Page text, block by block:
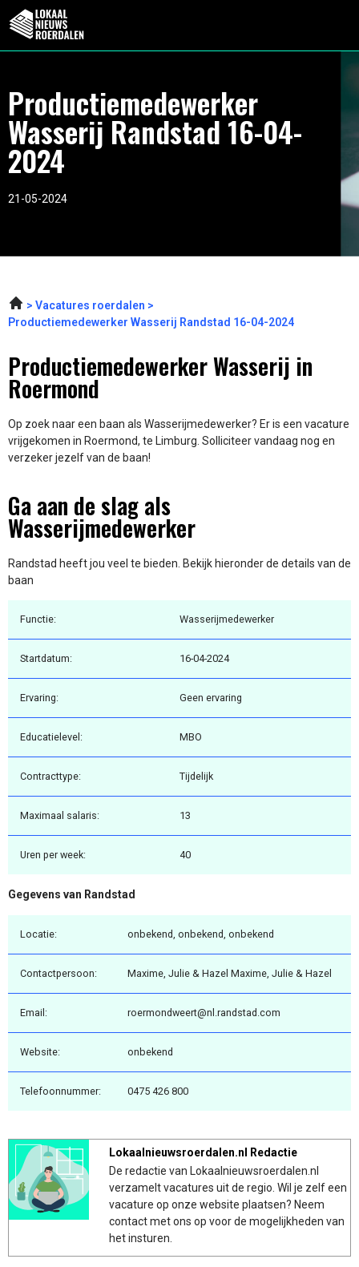
Productiemedewerker
Wasserij Randstad 16-04-
2024
21-05-2024
Vacatures roerdalen
Productiemedewerker Wasserij Randstad 16-04-2024
Productiemedewerker Wasserij in
Roermond
Op zoek naar een baan als Wasserijmedewerker? Er is een vacature
vrijgekomen in Roermond, te Limburg. Solliciteer vandaag nog en
verzeker jezelf van de baan!
Ga aan de slag als
Wasserijmedewerker
Randstad heeft jou veel te bieden. Bekijk hieronder de details van de
baan
Functie: Wasserijmedewerker
Startdatum: 16-04-2024
Ervaring: Geen ervaring
Educatielevel: MBO
Contracttype: Tijdelijk
Maximaal salaris: 13
Uren per week: 40
Gegevens van Randstad
Locatie: onbekend, onbekend, onbekend
Contactpersoon: Maxime, Julie & Hazel Maxime, Julie & Hazel
Email: roermondweert@nl.randstad.com
Website: onbekend
Telefoonnummer: 0475 426 800
Lokaalnieuwsroerdalen.nl Redactie
De redactie van Lokaalnieuwsroerdalen.nl
verzamelt vacatures uit de regio. Wil je zelf een
vacature op onze website plaatsen? Neem
contact met ons op voor de mogelijkheden van
het insturen.